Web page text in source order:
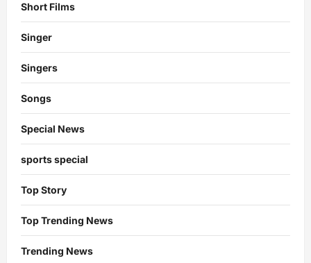
Short Films
Singer
Singers
Songs
Special News
sports special
Top Story
Top Trending News
Trending News